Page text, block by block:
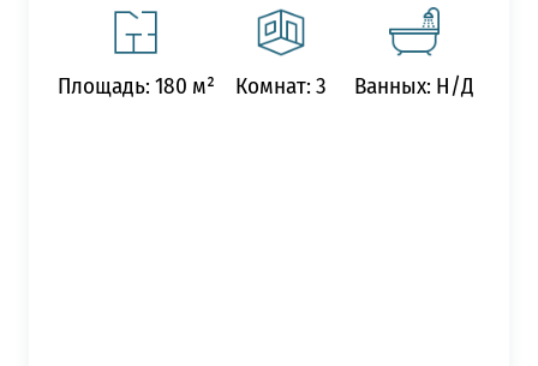
Площадь: 180 м² Комнат: 3 Ванных: Н/Д